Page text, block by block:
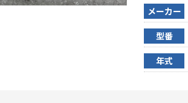
メーカー
型番
年式